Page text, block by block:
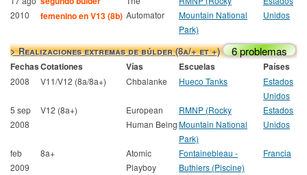
2010
femenino en V13 (8b) Automator
Mountain National
Park)
Unidos
> Realizaciones extremas de búlder (8a/+ et +) 6 problemas
FechasCotationes Vías Escuelas Países
2008 V11/V12 (8a/8a+) Chbalanke Hueco Tanks
Estados
Unidos
5 sep
2008
V12 (8a+)
European
Human Being
RMNP (Rocky
Mountain National
Park)
Estados
Unidos
feb
2009
8a+
Atomic
Playboy
Fontainebleau -
Buthiers (Piscine)
Francia